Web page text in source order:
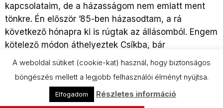
kapcsolataim, de a házasságom nem emiatt ment
tönkre. Én először ’85-ben házasodtam, a rá
következő hónapra ki is rúgtak az állásomból. Engem
kötelező módon áthelyeztek Csíkba, bár
Udvarhelyen több állást ajánlottak fel.
Ugyanakkor a feleségem hiába volt sok nyelvet
beszélő, egyetemet végzett irodalmár. Egy román
középiskolást vettek fel Csíkszeredába
A weboldal sütiket (cookie-kat) használ, hogy biztonságos
böngészés mellett a legjobb felhasználói élményt nyújtsa.
Elfogadom Részletes információ